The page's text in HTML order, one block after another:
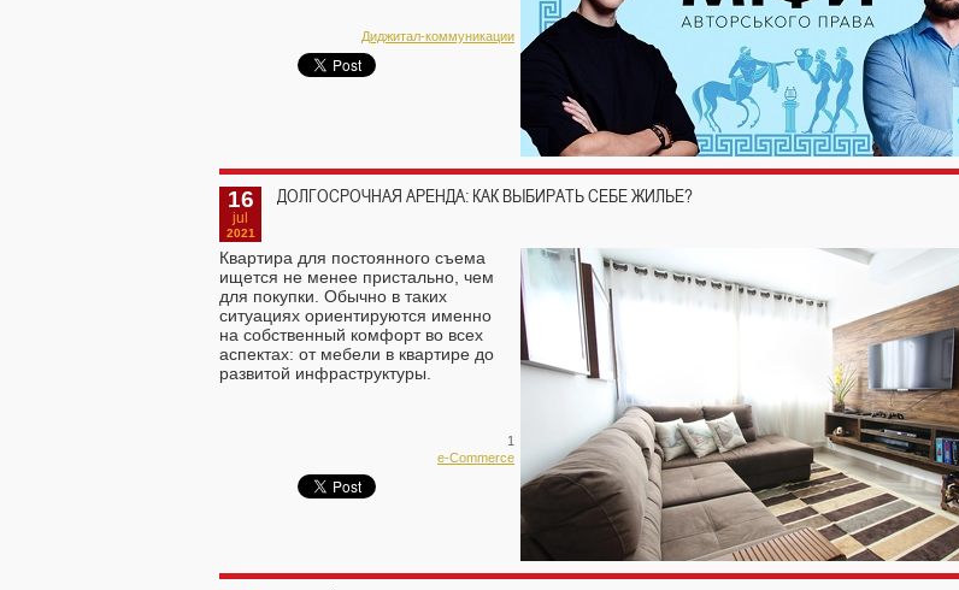
Диджитал-коммуникации
16
jul
2021
ДОЛГОСРОЧНАЯ АРЕНДА: КАК ВЫБИРАТЬ СЕБЕ ЖИЛЬЕ?
Квартира для постоянного съема
ищется не менее пристально, чем
для покупки. Обычно в таких
ситуациях ориентируются именно
на собственный комфорт во всех
аспектах: от мебели в квартире до
развитой инфраструктуры.
1
e-Commerce